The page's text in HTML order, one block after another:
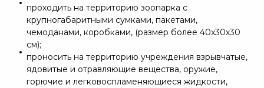
проходить на территорию зоопарка с
крупногабаритными сумками, пакетами,
чемоданами, коробками, (размер более 40х30х30
см);
проносить на территорию учреждения взрывчатые,
ядовитые и отравляющие вещества, оружие,
горючие и легковоспламеняющиеся жидкости,